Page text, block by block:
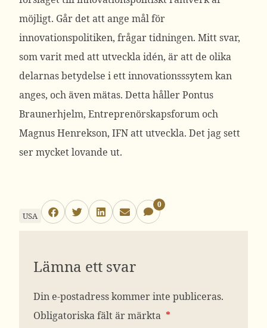
möjligt. Går det att ange mål för
innovationspolitiken, frågar tidningen. Mitt svar,
som varit med att utveckla idén, är att de olika
delarnas betydelse i ett innovationsssytem kan
anges, och även mätas. Detta håller Pontus
Braunerhjelm, Entreprenörskapsforum och
Magnus Henrekson, IFN att utveckla. Det jag sett
ser mycket lovande ut.
USA
0
Lämna ett svar
Din e-postadress kommer inte publiceras.
Obligatoriska fält är märkta *